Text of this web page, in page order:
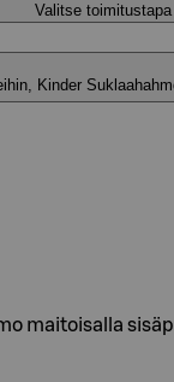
Valitse toimitustapa
Kinder
maitoisalla